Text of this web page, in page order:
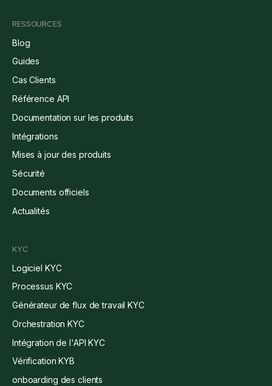
RESSOURCES
Blog
Guides
Cas Clients
Référence API
Documentation sur les produits
Intégrations
Mises à jour des produits
Sécurité
Documents officiels
Actualités
KYC
Logiciel KYC
Processus KYC
Générateur de flux de travail KYC
Orchestration KYC
Intégration de l'API KYC
Vérification KYB
onboarding des clients